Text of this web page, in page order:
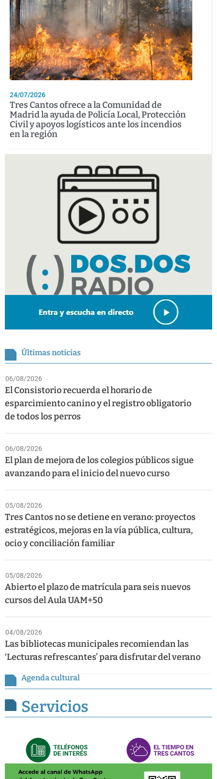
24/07/2026
Tres Cantos ofrece a la Comunidad de
Madrid la ayuda de Policía Local, Protección
Civil y apoyos logísticos ante los incendios
en la región
Últimas noticias
06/08/2026
El Consistorio recuerda el horario de
esparcimiento canino y el registro obligatorio
de todos los perros
06/08/2026
El plan de mejora de los colegios públicos sigue
avanzando para el inicio del nuevo curso
05/08/2026
Tres Cantos no se detiene en verano: proyectos
estratégicos, mejoras en la vía pública, cultura,
ocio y conciliación familiar
05/08/2026
Abierto el plazo de matrícula para seis nuevos
cursos del Aula UAM+50
04/08/2026
Las bibliotecas municipales recomiendan las
‘Lecturas refrescantes’ para disfrutar del verano
Agenda cultural
Servicios